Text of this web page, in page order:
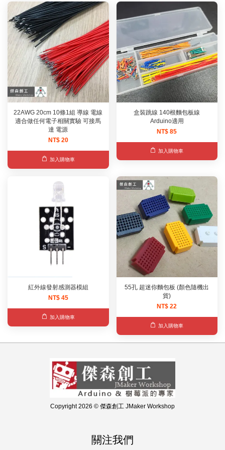
22AWG 20cm 10條1組 導線 電線
適合做任何電子相關實驗 可接馬
達 電源
NT$ 20
加入購物車
盒裝跳線 140根麵包板線
Arduino適用
NT$ 85
加入購物車
紅外線發射感測器模組
NT$ 45
加入購物車
55孔 超迷你麵包板 (顏色隨機出
貨)
NT$ 22
加入購物車
Copyright 2026 © 傑森創工 JMaker Workshop
關注我們